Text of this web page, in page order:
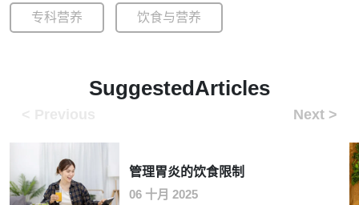
专科营养 饮食与营养
SuggestedArticles
管理胃炎的饮食限制
06 十月 2025